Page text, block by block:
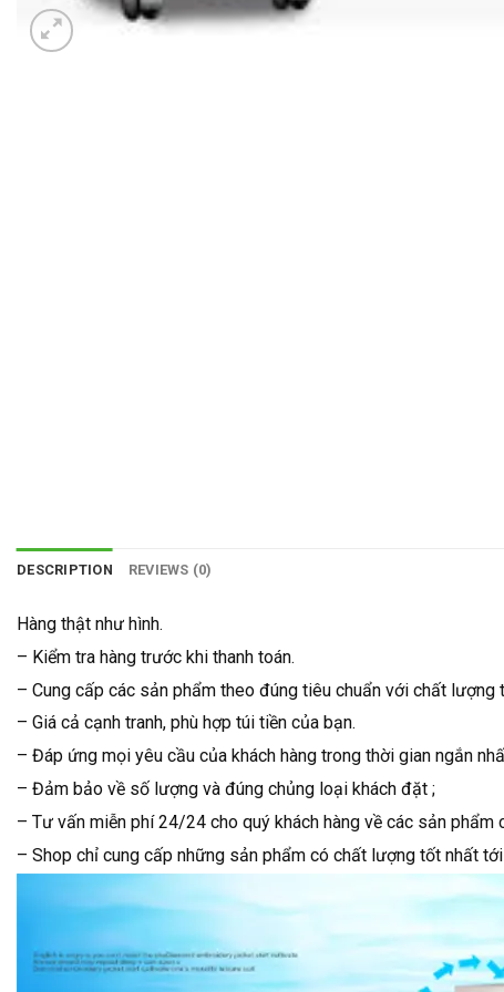
DESCRIPTION REVIEWS (0)
Hàng thật như hình.
– Kiểm tra hàng trước khi thanh toán.
– Cung cấp các sản phẩm theo đúng tiêu chuẩn với chất lượng
– Giá cả cạnh tranh, phù hợp túi tiền của bạn.
– Đáp ứng mọi yêu cầu của khách hàng trong thời gian ngắn
– Đảm bảo về số lượng và đúng chủng loại khách đặt ;
– Tư vấn miễn phí 24/24 cho quý khách hàng về các sản
– Shop chỉ cung cấp những sản phẩm có chất lượng tốt nhất tới